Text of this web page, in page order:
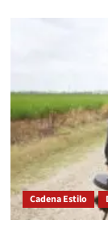
Cadena Estilo